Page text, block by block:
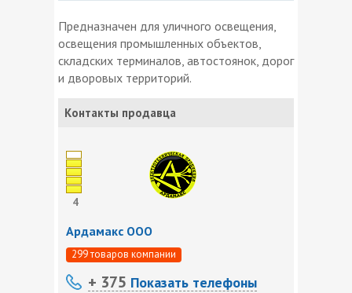
Предназначен для уличного освещения,
освещения промышленных объектов,
складских терминалов, автостоянок, дорог
и дворовых территорий.
Контакты продавца
4
Ардамакс ООО
299 товаров компании
+ 375 Показать телефоны